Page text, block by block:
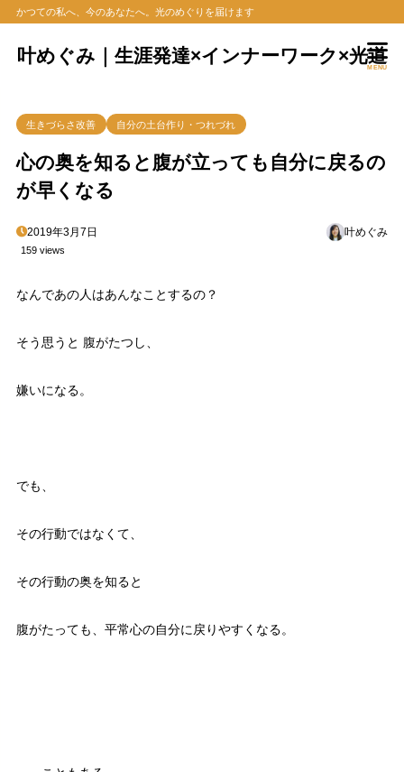
かつての私へ、今のあなたへ。光のめぐりを届けます
叶めぐみ｜生涯発達×インナーワーク×光道
MENU
生きづらさ改善 自分の土台作り・つれづれ
心の奥を知ると腹が立っても自分に戻るの
が早くなる
2019年3月7日 叶めぐみ
159 views
なんであの人はあんなことするの？
そう思うと 腹がたつし、
嫌いになる。
でも、
その行動ではなくて、
その行動の奥を知ると
腹がたっても、平常心の自分に戻りやすくなる。